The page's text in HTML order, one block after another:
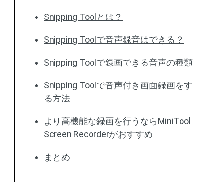
Snipping Toolとは？
Snipping Toolで音声録音はできる？
Snipping Toolで録画できる音声の種類
Snipping Toolで音声付き画面録画をす
る方法
より高機能な録画を行うならMiniTool
Screen Recorderがおすすめ
まとめ